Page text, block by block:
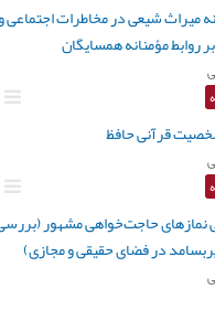
میراث شیعی در مخاطرات اجتماعی و
روابط مؤمنانه همسایگان
قرآنی حافظ
نمازهای حاجت‌خواهی مشهور (بررسی
در فضای حقیقی و مجازی)